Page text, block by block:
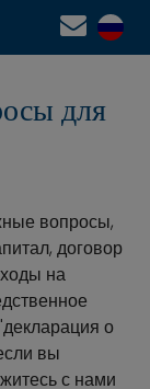
для
вопросы,
договор
на
о
вы
с нами